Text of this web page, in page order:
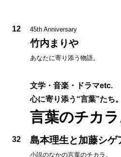
12 45th Anniversary
竹内まりや
あなたに寄り添う物語。
文学・音楽・ドラマetc.
心に寄り添う“言葉”たち。
言葉のチカラ
32 島本理生と加藤シゲ
小説のなかの言葉のチカラ。